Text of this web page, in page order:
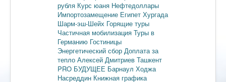
рубля Курс юаня Нефтедоллары
Импортозамещение Египет Хургада
Шарм-эш-Шейх Горящие туры
Частичная мобилизация Туры в
Германию Гостиницы
Энергетический сбор Доплата за
тепло Алексей Дмитриев Ташкент
PRO БУДУЩЕЕ Барнаул Ходжа
Насреддин Книжная графика